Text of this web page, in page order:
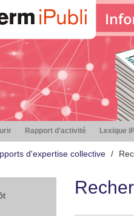
Rapport d'activité Lexique
d'expertise collective